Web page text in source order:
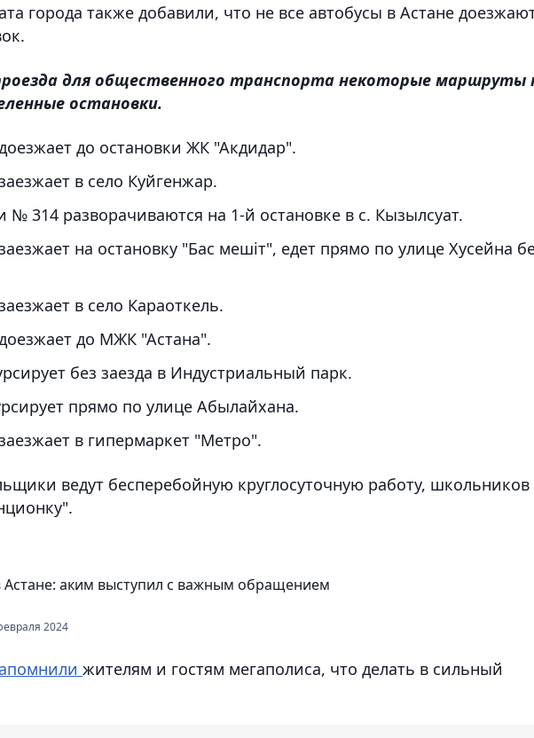
города также добавили, что не все автобусы в Астане
для общественного транспорта некоторые маршруты
остановки.
до остановки ЖК "Акдидар".
в село Куйгенжар.
314 разворачиваются на 1-й остановке в с. Кызылсуат.
на остановку "Бас мешіт", едет прямо по улице Хусейна
в село Караоткель.
до МЖК "Астана".
без заезда в Индустриальный парк.
прямо по улице Абылайхана.
в гипермаркет "Метро".
ведут бесперебойную круглосуточную работу, школьников
Астане: аким выступил с важным обращением
2024
жителям и гостям мегаполиса, что делать в сильный